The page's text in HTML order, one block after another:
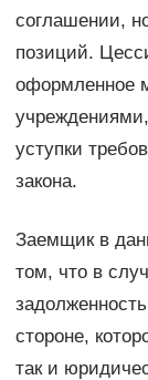
соглашении,
позиций.
оформленное
уступки
закона.
Заемщик в
том, что в
стороне,
так и